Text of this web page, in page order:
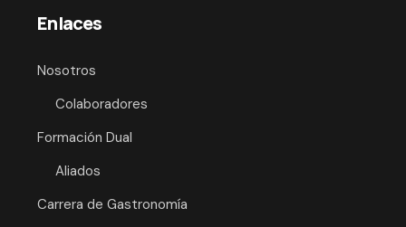
Enlaces
Nosotros
Colaboradores
Formación Dual
Aliados
Carrera de Gastronomía